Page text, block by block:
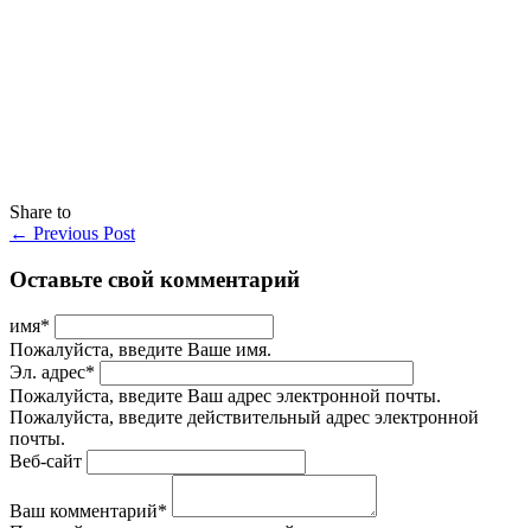
Share to
← Previous Post
Оставьте свой комментарий
имя*
Пожалуйста, введите Ваше имя.
Эл. адрес*
Пожалуйста, введите Ваш адрес электронной почты.
Пожалуйста, введите действительный адрес электронной
почты.
Веб-сайт
Ваш комментарий*